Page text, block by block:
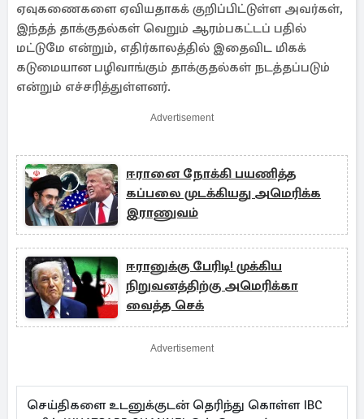
ஏவுகணைகளை ஏவியதாகக் குறிப்பிட்டுள்ள அவர்கள்,
இந்தத் தாக்குதல்கள் வெறும் ஆரம்பகட்டப் பதில்
மட்டுமே என்றும், எதிர்காலத்தில் இதைவிட மிகக்
கடுமையான பழிவாங்கும் தாக்குதல்கள் நடத்தப்படும்
என்றும் எச்சரித்துள்ளனர்.
Advertisement
ஈரானை நோக்கி பயணித்த
கப்பலை முடக்கியது அமெரிக்க
இராணுவம்
ஈரானுக்கு பேரிடி! முக்கிய
நிறுவனத்திற்கு அமெரிக்கா
வைத்த செக்
Advertisement
செய்திகளை உடனுக்குடன் தெரிந்து கொள்ள IBC